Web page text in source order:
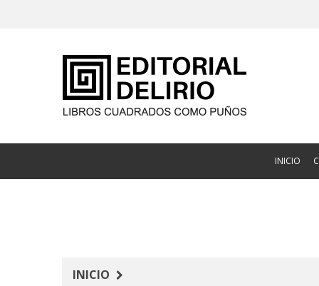
INICIO
INICIO